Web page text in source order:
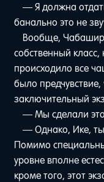
— Я должна
банально это не
Вообще,
собственный
происходило все
было
заключительный
— Мы сделали
— Однако, Ике,
Помимо
уровне вполне
кроме того, этот